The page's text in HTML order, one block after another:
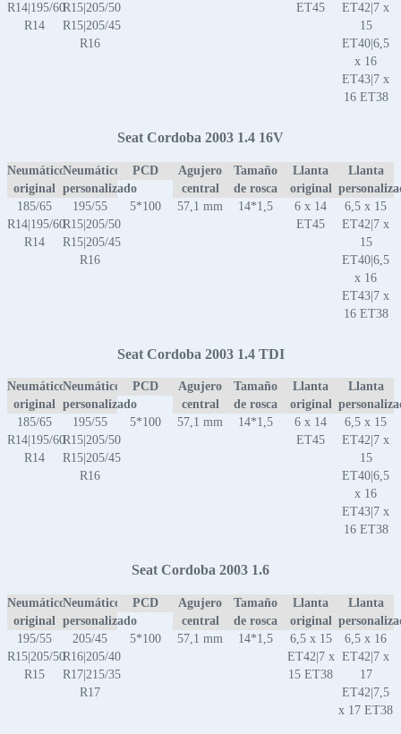
R14|195/60
R14
R15|205/50
R15|205/45
R16
ET45
ET42|7 x
15
ET40|6,5
x 16
ET43|7 x
16 ET38
Seat Cordoba 2003 1.4 16V
Neumático
original
Neumático
personalizado
PCD
Agujero
central
Tamaño
de rosca
Llanta
original
Llanta
185/65
R14|195/60
R14
195/55
R15|205/50
R15|205/45
R16
5*100 57,1 mm 14*1,5
6 x 14
ET45
6,5 x 15
ET42|7 x
15
ET40|6,5
x 16
ET43|7 x
16 ET38
Seat Cordoba 2003 1.4 TDI
Neumático
original
Neumático
personalizado
PCD
Agujero
central
Tamaño
de rosca
Llanta
original
Llanta
185/65
R14|195/60
R14
195/55
R15|205/50
R15|205/45
R16
5*100 57,1 mm 14*1,5
6 x 14
ET45
6,5 x 15
ET42|7 x
15
ET40|6,5
x 16
ET43|7 x
16 ET38
Seat Cordoba 2003 1.6
Neumático
original
Neumático
personalizado
PCD
Agujero
central
Tamaño
de rosca
Llanta
original
Llanta
195/55
R15|205/50
R15
205/45
R16|205/40
R17|215/35
R17
5*100 57,1 mm 14*1,5
6,5 x 15
ET42|7 x
15 ET38
6,5 x 16
ET42|7 x
17
ET42|7,5
x 17 ET38